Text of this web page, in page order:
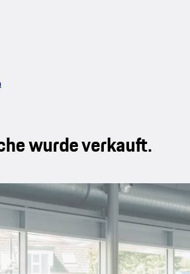
wurde verkauft.